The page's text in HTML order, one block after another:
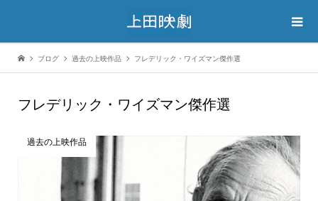
ブログ 過去の上映作品 フレデリック・ワイズマン傑作選
フレデリック・ワイズマン傑作選
過去の上映作品